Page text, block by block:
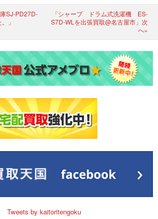
SJ-PD27D-
」
「シャープ ドラム式洗濯機 ES-
S7D-WLを出張買取@名古屋市」次
へ»
Tweets by kaitoritengoku